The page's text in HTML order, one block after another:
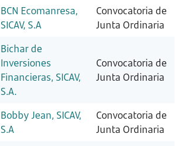
BCN Ecomanresa,
SICAV, S.A
Convocatoria de
Junta Ordinaria
Bichar de
Inversiones
Financieras, SICAV,
S.A.
Convocatoria de
Junta Ordinaria
Bobby Jean, SICAV,
S.A
Convocatoria de
Junta Ordinaria